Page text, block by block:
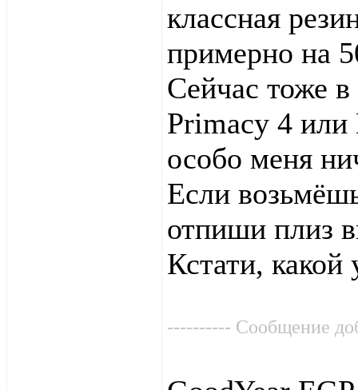
классная
примерно на
Сейчас тоже
Primacy 4 или
особо меня
Если
отпиши плиз
Кстати, какой
---------- Сообщение